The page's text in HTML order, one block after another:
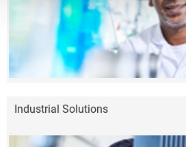
Industrial Solutions